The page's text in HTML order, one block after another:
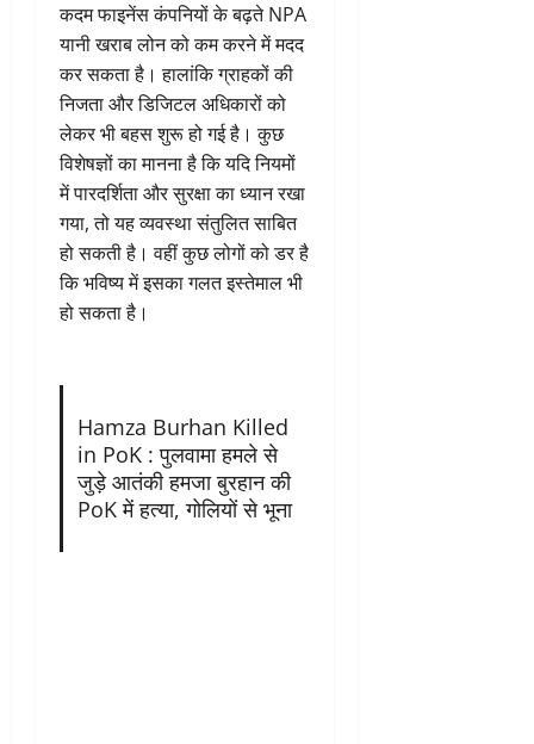
कदम फाइनेंस कंपनियों के बढ़ते NPA
यानी खराब लोन को कम करने में मदद
कर सकता है। हालांकि ग्राहकों की
निजता और डिजिटल अधिकारों को
लेकर भी बहस शुरू हो गई है। कुछ
विशेषज्ञों का मानना है कि यदि नियमों
में पारदर्शिता और सुरक्षा का ध्यान रखा
गया, तो यह व्यवस्था संतुलित साबित
हो सकती है। वहीं कुछ लोगों को डर है
कि भविष्य में इसका गलत इस्तेमाल भी
हो सकता है।
Hamza Burhan Killed
in PoK : पुलवामा हमले से
जुड़े आतंकी हमजा बुरहान की
PoK में हत्या, गोलियों से भूना